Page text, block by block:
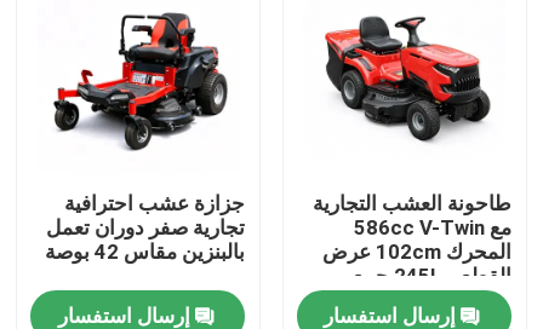
فيديوهات
حولنا
عرض المصنع
اتصل بنا
طاحونة العشب التجارية
مع 586cc V-Twin
المحرك 102cm عرض
القطع و 245L جمع
العشب
إرسال استفسار
جزازة عشب احترافية
تجارية صفر دوران تعمل
بالبنزين مقاس 42 بوصة
إرسال استفسار